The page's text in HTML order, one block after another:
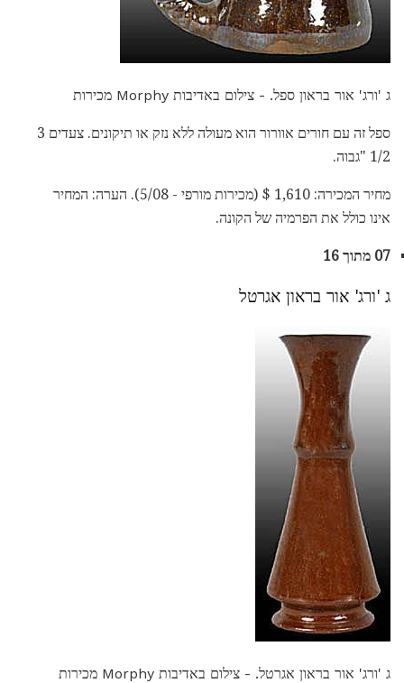
ג 'ורג' אור בראון ספל. - צילום באדיבות Morphy מכירות
ספל זה עם חורים אוורור הוא מעולה ללא נזק או תיקונים. צעדים 3
1/2 "גבוה.
מחיר המכירה: 1,610 $ (מכירות מורפי - 5/08). הערה: המחיר
אינו כולל את הפרמיה של הקונה.
07 מתוך 16
ג 'ורג' אור בראון אגרטל
ג 'ורג' אור בראון אגרטל. - צילום באדיבות Morphy מכירות